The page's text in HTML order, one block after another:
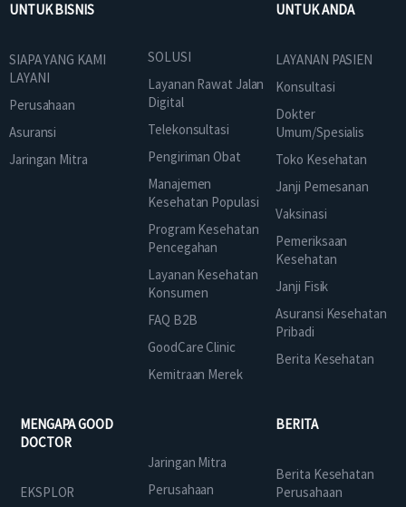
UNTUK BISNIS
SIAPA YANG KAMI
LAYANI
Perusahaan
Asuransi
Jaringan Mitra
SOLUSI
Layanan Rawat Jalan
Digital
Telekonsultasi
Pengiriman Obat
Manajemen
Kesehatan Populasi
Program Kesehatan
Pencegahan
Layanan Kesehatan
Konsumen
FAQ B2B
GoodCare Clinic
Kemitraan Merek
UNTUK ANDA
LAYANAN PASIEN
Konsultasi
Dokter
Umum/Spesialis
Toko Kesehatan
Janji Pemesanan
Vaksinasi
Pemeriksaan
Kesehatan
Janji Fisik
Asuransi Kesehatan
Pribadi
Berita Kesehatan
MENGAPA GOOD
DOCTOR
EKSPLOR
Jaringan Mitra
Perusahaan
BERITA
Berita Kesehatan
Perusahaan